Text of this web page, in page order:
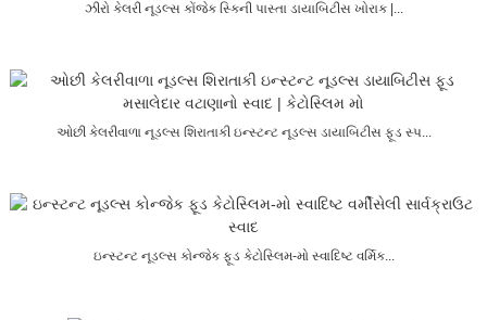
ઝીરો કેલરી નૂડલ્સ કોંજેક સ્કિની પાસ્તા ડાયાબિટીસ ખોરાક |...
ઓછી કેલરીવાળા નૂડલ્સ શિરાતાકી ઇન્સ્ટન્ટ નૂડલ્સ ડાયાબિટીસ ફૂડ સ્પ...
ઇન્સ્ટન્ટ નૂડલ્સ કોન્જેક ફૂડ કેટોસ્લિમ-મો સ્વાદિષ્ટ વર્મિક...